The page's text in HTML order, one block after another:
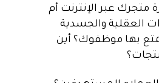
متجرك عبر الإنترنت أم
العقلية والجسدية
بها موظفوك؟ أين